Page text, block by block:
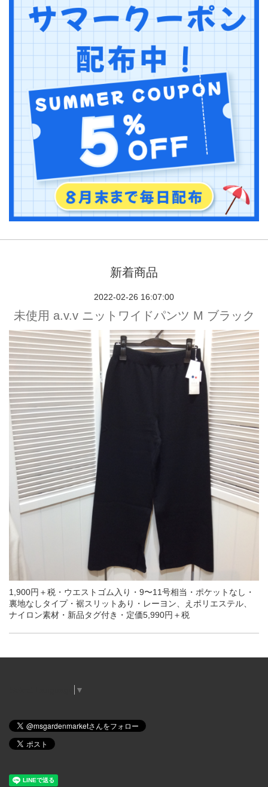
新着商品
2022-02-26 16:07:00
未使用 a.v.v ニットワイドパンツ M ブラック
1,900円＋税・ウエストゴム入り・9〜11号相当・ポケットなし・
裏地なしタイプ・裾スリットあり・レーヨン、えポリエステル、
ナイロン素材・新品タグ付き・定価5,990円＋税
▼